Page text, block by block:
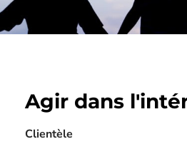
Agir dans
Clientèle